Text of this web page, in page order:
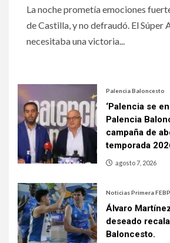
La noche prometía emociones
de Castilla, y no defraudó. El Súper
necesitaba una victoria...
Palencia Baloncesto
‘Palencia se
Palencia
campaña de
temporada
agosto 7, 2026
Noticias Primera FEB
Álvaro
deseado
Baloncesto.